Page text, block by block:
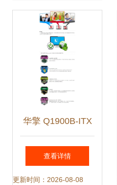
服务全解析
华擎 Q1900B-ITX
主板深度解析 性
能、价格与服务全
查看详情
更新时间：2026-08-08